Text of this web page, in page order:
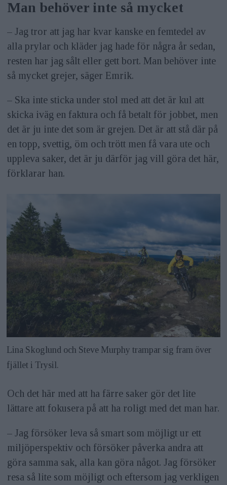
Man behöver inte så mycket
– Jag tror att jag har kvar kanske en femtedel av
alla prylar och kläder jag hade för några år sedan,
resten har jag sålt eller gett bort. Man behöver inte
så mycket grejer, säger Emrik.
– Ska inte sticka under stol med att det är kul att
skicka iväg en faktura och få betalt för jobbet, men
det är ju inte det som är grejen. Det är att stå där på
en topp, svettig, öm och trött men få vara ute och
uppleva saker, det är ju därför jag vill göra det här,
förklarar han.
Lina Skoglund och Steve Murphy trampar sig fram över
fjället i Trysil.
Och det här med att ha färre saker gör det lite
lättare att fokusera på att ha roligt med det man har.
– Jag försöker leva så smart som möjligt ur ett
miljöperspektiv och försöker påverka andra att
göra samma sak, alla kan göra något. Jag försöker
resa så lite som möjligt och eftersom jag verkligen